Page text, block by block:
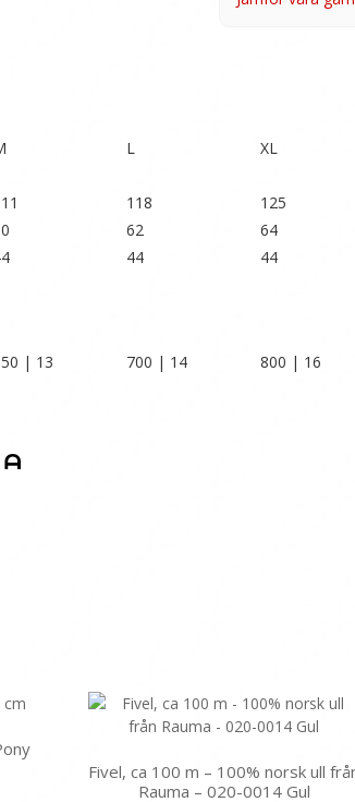
L XL
118 125
62 64
44 44
| 13 700 | 14 800 | 16
Fivel, ca 100 m – 100% norsk ull
Rauma – 020-0014 Gul